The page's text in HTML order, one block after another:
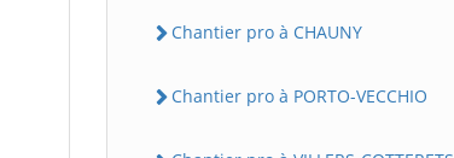
Chantier pro à CHAUNY
Chantier pro à PORTO-VECCHIO